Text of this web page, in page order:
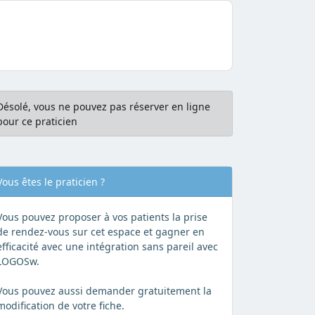
vous ne pouvez pas réserver en ligne
ce praticien
êtes le praticien ?
pouvez proposer à vos patients la prise
rendez-vous sur cet espace et gagner en
avec une intégration sans pareil avec
pouvez aussi demander gratuitement la
de votre fiche.